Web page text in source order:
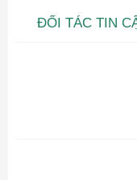
ĐỐI TÁC TIN